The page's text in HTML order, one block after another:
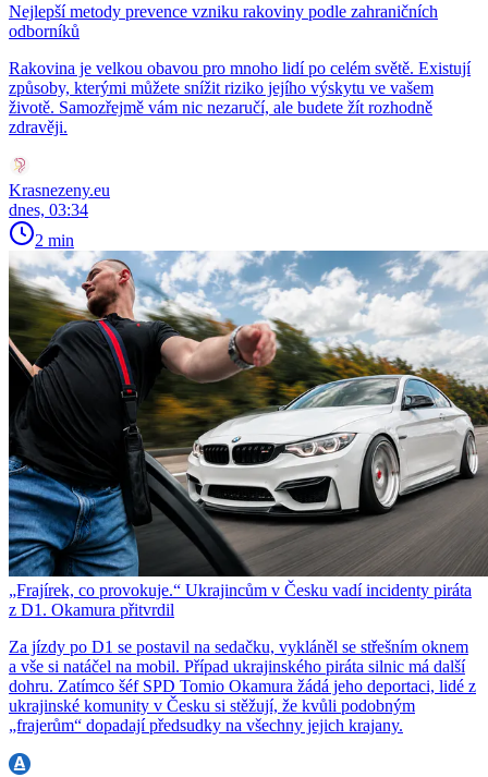
Nejlepší metody prevence vzniku rakoviny podle zahraničních
odborníků
Rakovina je velkou obavou pro mnoho lidí po celém světě. Existují
způsoby, kterými můžete snížit riziko jejího výskytu ve vašem
životě. Samozřejmě vám nic nezaručí, ale budete žít rozhodně
zdravěji.
Krasnezeny.eu
dnes, 03:34
2 min
„Frajírek, co provokuje.“ Ukrajincům v Česku vadí incidenty piráta
z D1. Okamura přitvrdil
Za jízdy po D1 se postavil na sedačku, vykláněl se střešním oknem
a vše si natáčel na mobil. Případ ukrajinského piráta silnic má další
dohru. Zatímco šéf SPD Tomio Okamura žádá jeho deportaci, lidé z
ukrajinské komunity v Česku si stěžují, že kvůli podobným
„frajerům“ dopadají předsudky na všechny jejich krajany.